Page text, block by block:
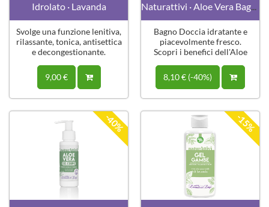
Idrolato · Lavanda
Svolge una funzione lenitiva,
rilassante, tonica, antisettica
e decongestionante.
9,00 €
Naturattivi · Aloe Vera Bagno Doccia
Bagno Doccia idratante e
piacevolmente fresco.
Scopri i benefici dell'Aloe
8,10 € (-40%)
-40% -15%